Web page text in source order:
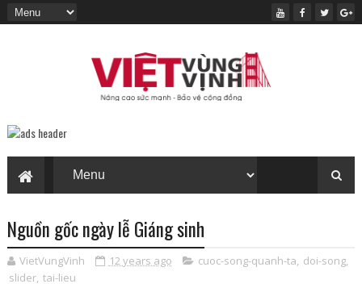
Nguồn gốc ngày lễ Giáng sinh
VietVungVinh 12 years ago cuoc-song-quanh-ta, doi-song,
slider, tai-lieu